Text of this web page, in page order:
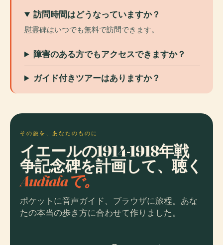
訪問時間はどうなっていますか？
慰霊碑はいつでも無料で訪問できます。
障害のある方でもアクセスできますか？
ガイド付きツアーはありますか？
その旅を、あなたのものに
イエールの1914-1918年戦
争記念碑を計画して、聴く
Audialaで。
ポケットに音声ガイド、ブラウザに旅程。あな
たの本当の歩き方に合わせて作りました。